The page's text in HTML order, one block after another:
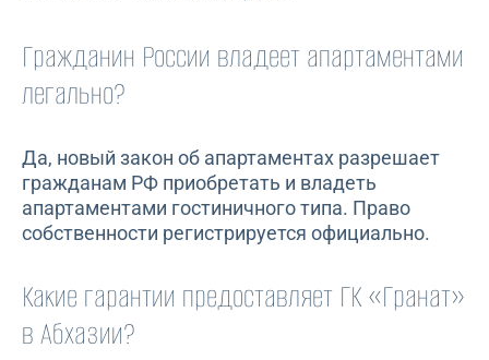
Гражданин России владеет апартаментами
легально?
Да, новый закон об апартаментах разрешает
гражданам РФ приобретать и владеть
апартаментами гостиничного типа. Право
собственности регистрируется официально.
Какие гарантии предоставляет ГК «Гранат»
в Абхазии?